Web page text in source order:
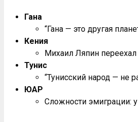
Гана
“Гана — это другая
Кения
Михаил Ляпин
Тунис
“Тунисский народ — не
ЮАР
Сложности эмиграции: